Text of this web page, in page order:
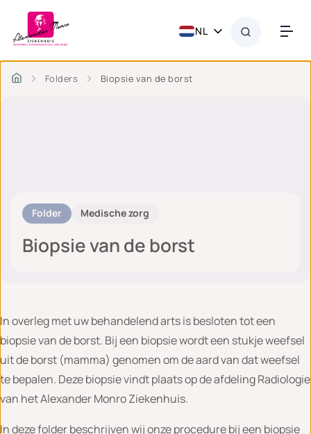
NL
Folders Biopsie van de borst
Folder Medische zorg
Biopsie van de borst
In overleg met uw behandelend arts is besloten tot een
biopsie van de borst. Bij een biopsie wordt een stukje weefsel
uit de borst (mamma) genomen om de aard van dat weefsel
te bepalen. Deze biopsie vindt plaats op de afdeling Radiologie
van het Alexander Monro Ziekenhuis.
In deze folder beschrijven wij onze procedure bij een biopsie